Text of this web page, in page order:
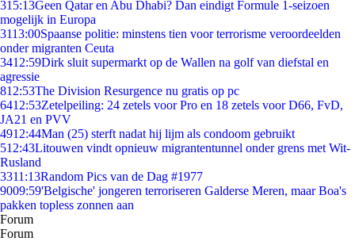
315:13Geen Qatar en Abu Dhabi? Dan eindigt Formule 1-seizoen
mogelijk in Europa
3113:00Spaanse politie: minstens tien voor terrorisme veroordeelden
onder migranten Ceuta
3412:59Dirk sluit supermarkt op de Wallen na golf van diefstal en
agressie
812:53The Division Resurgence nu gratis op pc
6412:53Zetelpeiling: 24 zetels voor Pro en 18 zetels voor D66, FvD,
JA21 en PVV
4912:44Man (25) sterft nadat hij lijm als condoom gebruikt
512:43Litouwen vindt opnieuw migrantentunnel onder grens met Wit-
Rusland
3311:13Random Pics van de Dag #1977
9009:59'Belgische' jongeren terroriseren Galderse Meren, maar Boa's
pakken topless zonnen aan
Forum
Forum